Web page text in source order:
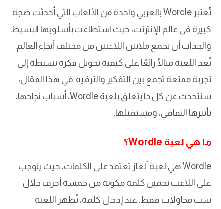
تُعتبر Wordle بالعربي واحدة من الألعاب التي أحدثت ضجة
كبيرة في عالم الإنترنت، حيث استطاعت بأسلوبها البسيط
والجذاب أن تجمع ملايين اللاعبين من مختلف أنحاء العالم.
تُعد اللعبة مثالًا رائعًا على كيفية تحويل فكرة بسيطة إلى
تجربة ممتعة تجمع بين التفكير والترفيه. في هذا المقال،
سنتحدث عن كل ما يتعلق بلعبة Wordle، أسباب نجاحها،
تأثيرها الثقافي، ومستقبلها.
ما هي لعبة Wordle؟
Wordle هي لعبة ألغاز تعتمد على الكلمات، حيث يتوجب
على اللاعب تخمين كلمة مكونة من خمسة أحرف خلال
ست محاولات فقط. عند إدخال كلمة، تُظهر اللعبة